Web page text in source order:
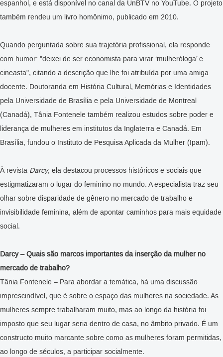
espanhol, e está disponível no canal da UnBTV no YouTube. O projeto
também rendeu um livro homônimo, publicado em 2010.
Quando perguntada sobre sua trajetória profissional, ela responde
com humor: "deixei de ser economista para virar ‘mulheróloga’ e
cineasta", citando a descrição que lhe foi atribuída por uma amiga
docente. Doutoranda em História Cultural, Memórias e Identidades
pela Universidade de Brasília e pela Universidade de Montreal
(Canadá), Tânia Fontenele também realizou estudos sobre poder e
liderança de mulheres em institutos da Inglaterra e Canadá. Em
Brasília, fundou o Instituto de Pesquisa Aplicada da Mulher (Ipam).
À revista Darcy, ela destacou processos históricos e sociais que
estigmatizaram o lugar do feminino no mundo. A especialista traz seu
olhar sobre disparidade de gênero no mercado de trabalho e
invisibilidade feminina, além de apontar caminhos para mais equidade
social.
Darcy – Quais são marcos importantes da inserção da mulher no
mercado de trabalho?
Tânia Fontenele – Para abordar a temática, há uma discussão
imprescindível, que é sobre o espaço das mulheres na sociedade. As
mulheres sempre trabalharam muito, mas ao longo da história foi
imposto que seu lugar seria dentro de casa, no âmbito privado. É um
constructo muito marcante sobre como as mulheres foram permitidas,
ao longo de séculos, a participar socialmente.